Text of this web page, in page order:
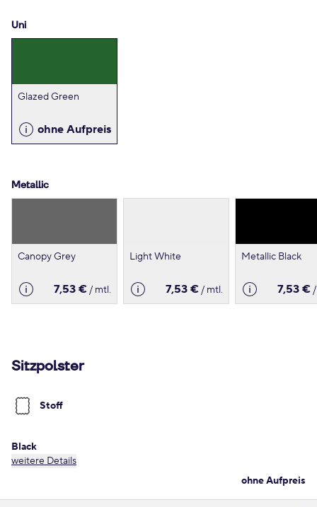
Uni
Glazed Green
ohne Aufpreis
Metallic
Canopy Grey
7,53 €/ mtl.
Light White
7,53 €/ mtl.
Metallic Black
7,53 €
Sitzpolster
Stoff
Black
weitere Details
ohne Aufpreis